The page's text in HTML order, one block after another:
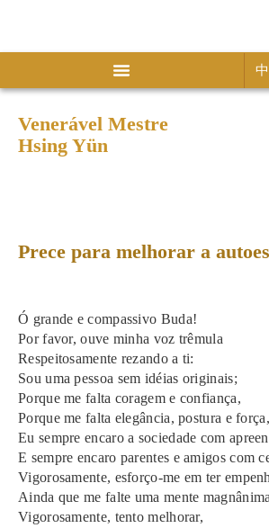
Venerável Mestre
Hsing Yün
Prece para melhorar a
Ó grande e compassivo Buda!
Por favor, ouve minha voz trêmula
Respeitosamente rezando a ti:
Sou uma pessoa sem idéias originais;
Porque me falta coragem e confiança,
Porque me falta elegância, postura e força,
Eu sempre encaro a sociedade com
E sempre encaro parentes e amigos com
Vigorosamente, esforço-me em ter
Ainda que me falte uma mente
Vigorosamente, tento melhorar,